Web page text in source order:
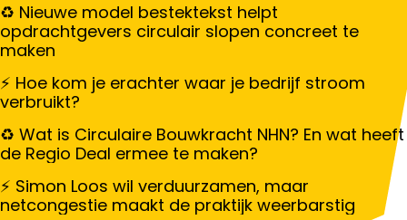
Nieuwe model bestektekst helpt
opdrachtgevers circulair slopen concreet te
maken
Hoe kom je erachter waar je bedrijf stroom
verbruikt?
Wat is Circulaire Bouwkracht NHN? En wat heeft
de Regio Deal ermee te maken?
Simon Loos wil verduurzamen, maar
netcongestie maakt de praktijk weerbarstig